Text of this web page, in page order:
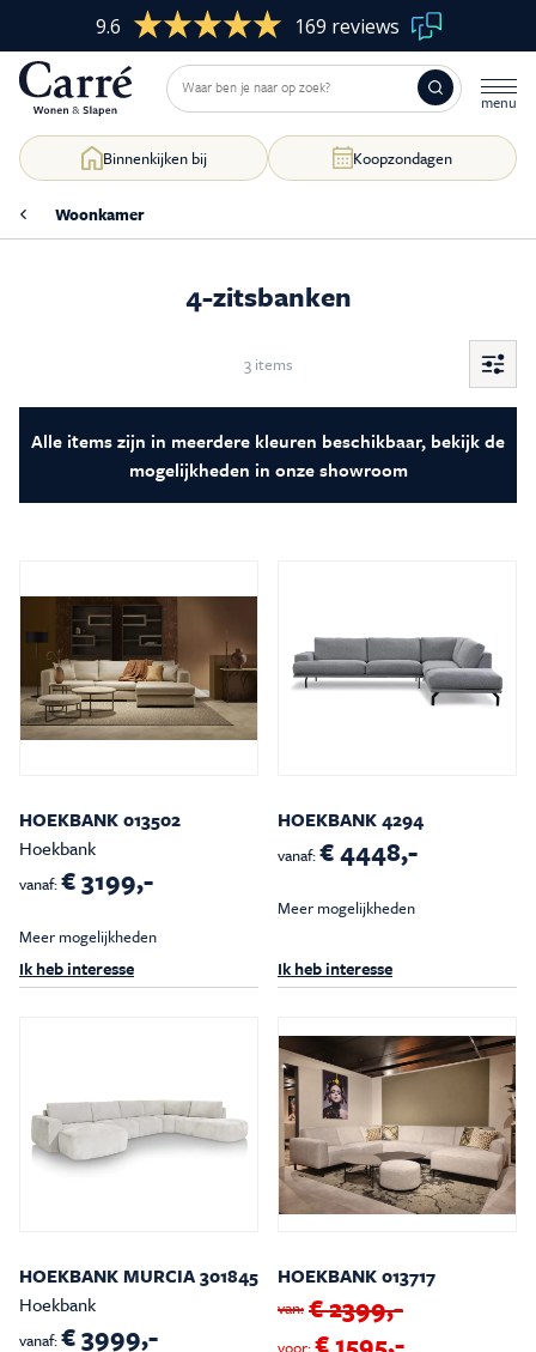
9.6 169 reviews
Eetkamer
Kasten op maat
Inspiratie & Advies
Sale & Acties
Over Carré
Binnenkijken bij Koopzondagen
Woonkamer
4-zitsbanken
3 items Filter
&
Alle items zijn in meerdere kleuren beschikbaar, bekijk de
mogelijkheden in onze showroom
HOEKBANK 013502
Hoekbank
vanaf:€ 3199,-
Meer mogelijkheden
Ik heb interesse
HOEKBANK 4294
vanaf:€ 4448,-
Meer mogelijkheden
Ik heb interesse
HOEKBANK MURCIA 301845
Hoekbank
vanaf:€ 3999,-
HOEKBANK 013717
voor:€ 1595,-
van: € 2399,-